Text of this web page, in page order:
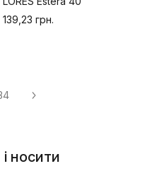
139,23 грн.
4
носити